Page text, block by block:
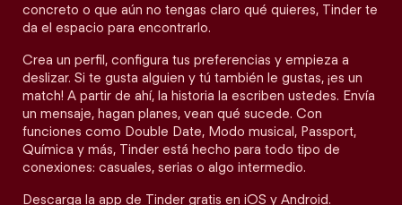
concreto o que aún no tengas claro qué quieres, Tinder te
da el espacio para encontrarlo.
Crea un perfil, configura tus preferencias y empieza a
deslizar. Si te gusta alguien y tú también le gustas, ¡es un
match! A partir de ahí, la historia la escriben ustedes. Envía
un mensaje, hagan planes, vean qué sucede. Con
funciones como Double Date, Modo musical, Passport,
Química y más, Tinder está hecho para todo tipo de
conexiones: casuales, serias o algo intermedio.
Descarga la app de Tinder gratis en iOS y Android.